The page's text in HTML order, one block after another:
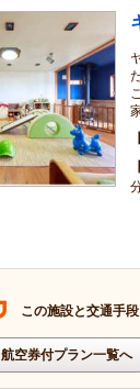
この施設と交通手
航空券付プラン一覧へ